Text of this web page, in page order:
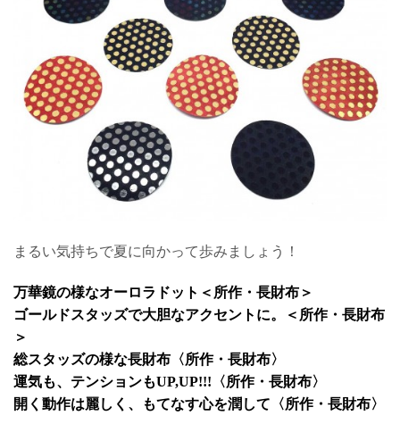
まるい気持ちで夏に向かって歩みましょう！
万華鏡の様なオーロラドット＜所作・長財布＞
ゴールドスタッズで大胆なアクセントに。＜所作・長財布
＞
総スタッズの様な長財布〈所作・長財布〉
運気も、テンションもUP,UP!!!〈所作・長財布〉
開く動作は麗しく、もてなす心を潤して〈所作・長財布〉